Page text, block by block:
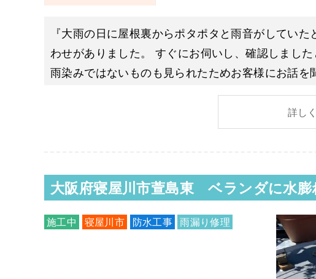
『大雨の日に屋根裏からポタポタと雨音がしてい
わせがありました。 すぐにお伺いし、確認しまし
雨染みではないものも見られたためお客様にお話
漏りがあり今回で３回目の再発とのことでし
詳し
大阪府寝屋川市萱島東 ベランダに
施工中 寝屋川市 防水工事 雨漏り修理